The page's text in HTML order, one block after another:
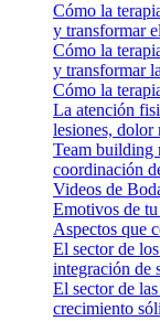
Cómo la
y transformar
Cómo la
y transformar
Cómo la
La atención
lesiones, dolor
Team building
coordinación
Videos de
Emotivos de
Aspectos que
El sector de
integración de
El sector de
crecimiento